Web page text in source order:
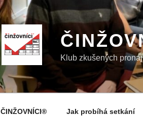
Klub zkušených
ČINŽOVNÍCI® Jak probíhá setkání